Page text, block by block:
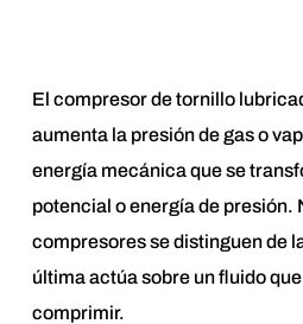
El compresor de tornillo
aumenta la presión de gas o
energía mecánica que se
potencial o energía de presión.
compresores se distinguen de
última actúa sobre un fluido
comprimir.